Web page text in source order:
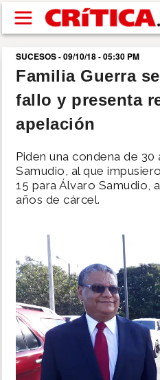
Pasar al contenido principal
buscar
SUCESOS
POLÍTICA
DEPORTES
MUNDO
INSÓLITAS
MULTIMEDIA
SUCESOS - 09/10/18 - 05:30 PM
Familia Guerra
fallo y presenta
apelación
Piden una condena de
Samudio, al que
15 para Álvaro Samudio,
años de cárcel.